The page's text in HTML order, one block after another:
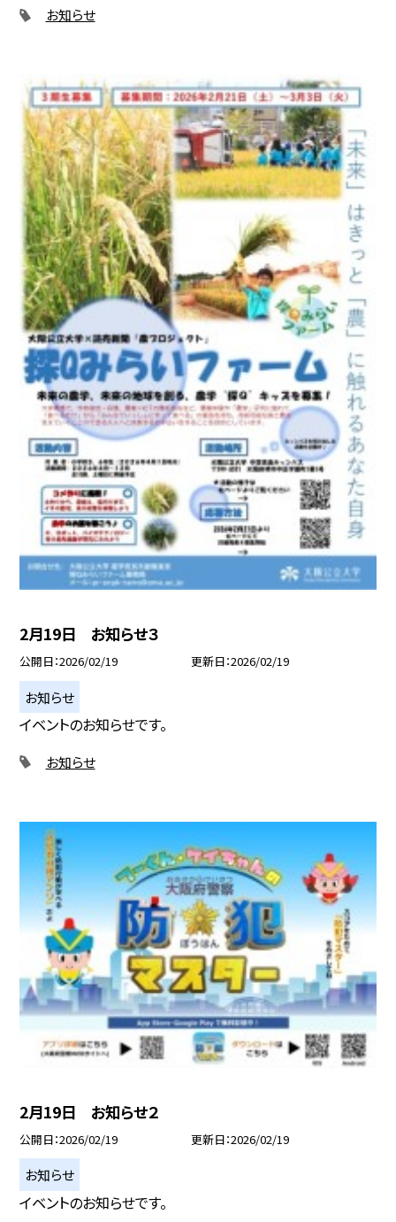
お知らせ
2月19日 お知らせ３
公開日 2026/02/19 更新日 2026/02/19
お知らせ
イベントのお知らせです。
お知らせ
2月19日 お知らせ２
公開日 2026/02/19 更新日 2026/02/19
お知らせ
イベントのお知らせです。